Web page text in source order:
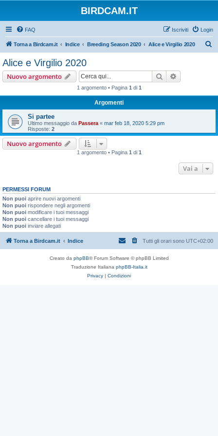
BIRDCAM.IT
FAQ Login
Iscriviti
Torna a Birdcam.it Indice Breeding Season 2020 Alice e Virgilio 2020
Alice e Virgilio 2020
Nuovo argomento Cerca
1 argomento • Pagina 1 di 1
Argomenti
Si partee
Ultimo messaggio da Passera « mar feb 18, 2020 5:29 pm
Risposte: 2
Nuovo argomento
1 argomento • Pagina 1 di 1
Vai a
PERMESSI FORUM
Non puoi aprire nuovi argomenti
Non puoi rispondere negli argomenti
Non puoi modificare i tuoi messaggi
Non puoi cancellare i tuoi messaggi
Non puoi inviare allegati
Torna a Birdcam.it Indice Tutti gli orari sono UTC+02:00
Creato da phpBB® Forum Software © phpBB Limited
Traduzione Italiana phpBB-Italia.it
Privacy | Condizioni